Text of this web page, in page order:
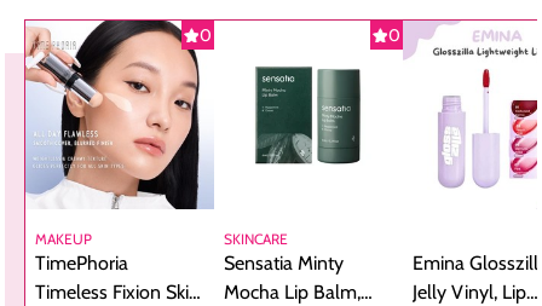
0
MAKEUP
TimePhoria
Timeless Fixion Skin
0
SKINCARE
Sensatia Minty
Mocha Lip Balm,
Emina
Jelly Vinyl, Lip